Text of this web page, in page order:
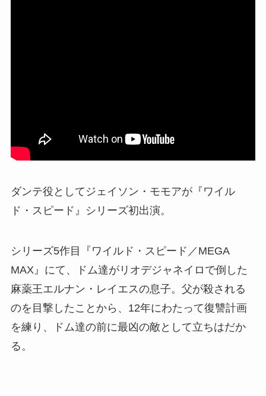
ダンテ役としてジェイソン・モモアが『ワイル
ド・スピード』シリーズ初出演。
シリーズ5作目『ワイルド・スピード／MEGA
MAX』にて、ドム達がリオデジャネイロで倒した
麻薬王エルナン・レイエスの息子。父が殺される
のを目撃したことから、12年にわたって復讐計画
を練り、ドム達の前に最凶の敵として立ちはだか
る。